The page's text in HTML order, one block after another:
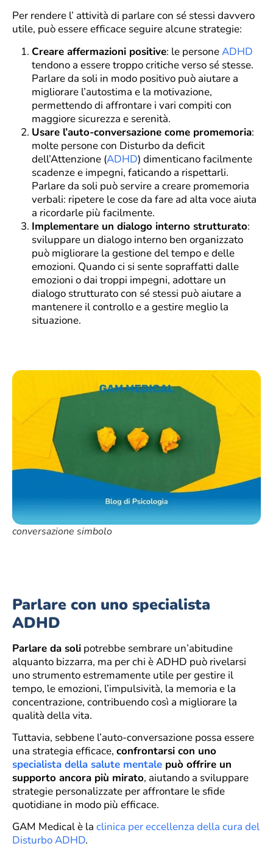
Per rendere l’ attività di parlare con sé stessi davvero
utile, può essere efficace seguire alcune strategie:
Creare affermazioni positive: le personeADHD
tendono a essere troppo critiche verso sé stesse.
Parlare da soli in modo positivo può aiutare a
migliorare l’autostima e la motivazione,
permettendo di affrontare i vari compiti con
maggiore sicurezza e serenità.
Usare l’auto-conversazione come promemoria:
molte persone con Disturbo da deficit
dell’Attenzione (ADHD) dimenticano facilmente
scadenze e impegni, faticando a rispettarli.
Parlare da soli può servire a creare promemoria
verbali: ripetere le cose da fare ad alta voce aiuta
a ricordarle più facilmente.
Implementare un dialogo interno strutturato:
sviluppare un dialogo interno ben organizzato
può migliorare la gestione del tempo e delle
emozioni. Quando ci si sente sopraffatti dalle
emozioni o dai troppi impegni, adottare un
dialogo strutturato con sé stessi può aiutare a
mantenere il controllo e a gestire meglio la
situazione.
conversazione simbolo
Parlare con uno specialista
ADHD
Parlare da soli potrebbe sembrare un’abitudine
alquanto bizzarra, ma per chi è ADHD può rivelarsi
uno strumento estremamente utile per gestire il
tempo, le emozioni, l’impulsività, la memoria e la
concentrazione, contribuendo così a migliorare la
qualità della vita.
Tuttavia, sebbene l’auto-conversazione possa essere
una strategia efficace, confrontarsi con uno
specialista della salute mentale può offrire un
supporto ancora più mirato, aiutando a sviluppare
strategie personalizzate per affrontare le sfide
quotidiane in modo più efficace.
GAM Medical è la clinica per eccellenza della cura del
Disturbo ADHD.